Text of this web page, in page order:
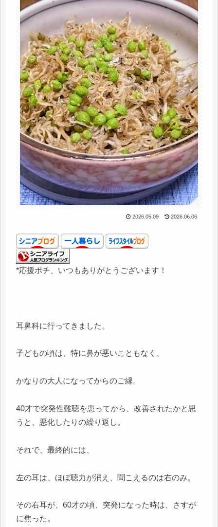
2026.05.09 2026.06.06
*応援ポチ、いつもありがとうございます！
耳鼻科に行ってきました。
子どもの頃は、特に鼻が悪いこともなく、
かなりの大人になってからのご縁。
40才で突発性難聴を患ってから、改善されたかと思
うと、悪化したりの繰り返し。
それで、最終的には、
左の耳は、ほぼ聴力が消え、聞こえるのは右のみ。
その右耳が、60才の頃、突発になった時は、さすが
に焦った。